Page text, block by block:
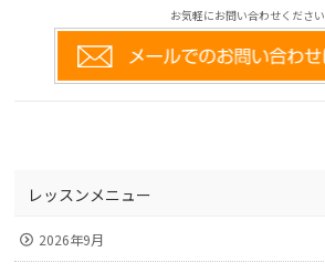
お気軽にお問い合わせください
レッスンメニュー
2026年9月